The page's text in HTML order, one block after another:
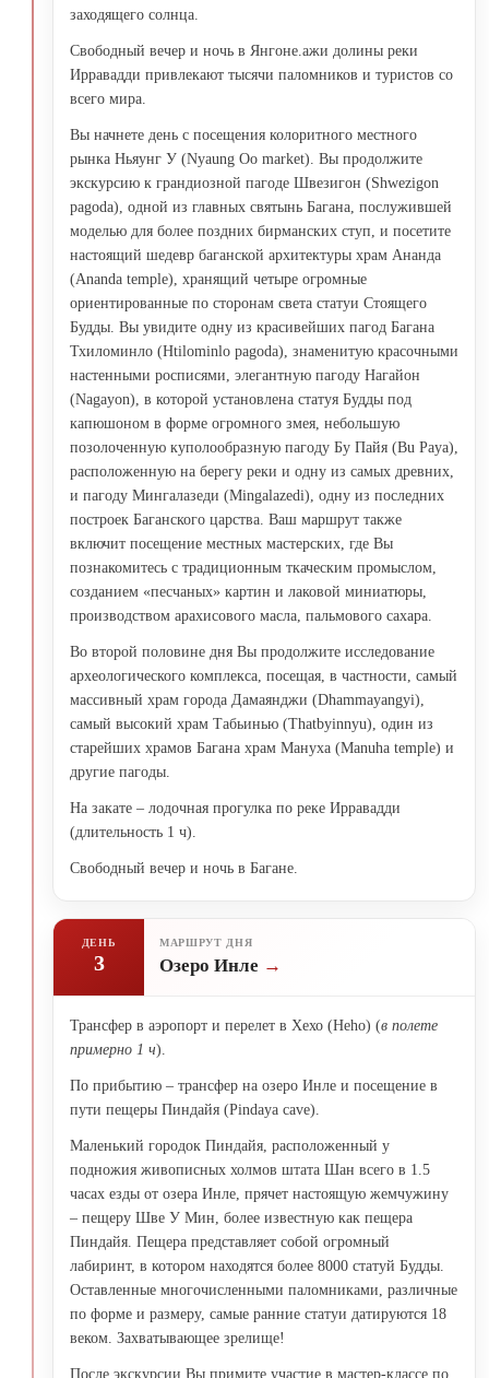
заходящего солнца.
Свободный вечер и ночь в Янгоне.ажи долины реки
Ирравадди привлекают тысячи паломников и туристов со
всего мира.
Вы начнете день с посещения колоритного местного
рынка Ньяунг У (Nyaung Oo market). Вы продолжите
экскурсию к грандиозной пагоде Швезигон (Shwezigon
pagoda), одной из главных святынь Багана, послужившей
моделью для более поздних бирманских ступ, и посетите
настоящий шедевр баганской архитектуры храм Ананда
(Ananda temple), хранящий четыре огромные
ориентированные по сторонам света статуи Cтоящего
Будды. Вы увидите одну из красивейших пагод Багана
Тхиломинло (Htilominlo pagoda), знаменитую красочными
настенными росписями, элегантную пагоду Нагайон
(Nagayon), в которой установлена статуя Будды под
капюшоном в форме огромного змея, небольшую
позолоченную куполообразную пагоду Бу Пайя (Bu Paya),
расположенную на берегу реки и одну из самых древних,
и пагоду Мингалазеди (Mingalazedi), одну из последних
построек Баганского царства. Ваш маршрут также
включит посещение местных мастерских, где Вы
познакомитесь с традиционным ткаческим промыслом,
созданием «песчаных» картин и лаковой миниатюры,
производством арахисового масла, пальмового сахара.
Во второй половине дня Вы продолжите исследование
археологического комплекса, посещая, в частности, самый
массивный храм города Дамаянджи (Dhammayangyi),
самый высокий храм Табьинью (Thatbyinnyu), один из
старейших храмов Багана храм Мануха (Manuha temple) и
другие пагоды.
На закате – лодочная прогулка по реке Ирравадди
(длительность 1 ч).
Свободный вечер и ночь в Багане.
ДЕНЬ
3
МАРШРУТ ДНЯ
Озеро Инле
Трансфер в аэропорт и перелет в Хехо (Heho) (в полете
примерно 1 ч).
По прибытию – трансфер на озеро Инле и посещение в
пути пещеры Пиндайя (Pindaya cave).
Маленький городок Пиндайя, расположенный у
подножия живописных холмов штата Шан всего в 1.5
часах езды от озера Инле, прячет настоящую жемчужину
– пещеру Шве У Мин, более известную как пещера
Пиндайя. Пещера представляет собой огромный
лабиринт, в котором находятся более 8000 статуй Будды.
Оставленные многочисленными паломниками, различные
по форме и размеру, самые ранние статуи датируются 18
веком. Захватывающее зрелище!
После экскурсии Вы примите участие в мастер-классе по